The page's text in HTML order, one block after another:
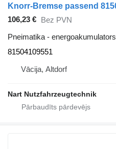
106,23 € Bez PVN
Pneimatika - energoakumulators
81504109551
Vācija, Altdorf
Nart Nutzfahrzeugtechnik